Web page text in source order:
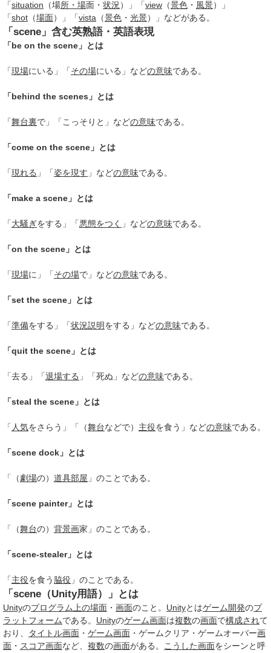
「situation （場所・場面・ 状況 ）」「view （景色 ・ 風景）」
「shot （場面）」「vista （景色 ・ 光景）」などがある。
「scene」含む英熟語・英語表現
「be on the scene」とは
「現場にいる」「その場にいる」などの意味である。
「behind the scenes」とは
「舞台裏で」「こっそりと」などの意味である。
「come on the scene」とは
「現れる 」「姿を現す 」などの意味である。
「make a scene」とは
「大騒ぎをする」「悪態をつく 」などの意味である。
「on the scene」とは
「現場に」「その場で」などの意味である。
「set the scene」とは
「準備をする」「状況説明をする」などの意味である。
「quit the scene」とは
「去る」「退場する 」「死ぬ」などの意味である。
「steal the scene」とは
「 人気をさらう」「（舞台などで） 主役を食う」などの意味である。
「scene dock」とは
「（劇場の） 道具部屋 」のことである。
「scene painter」とは
「（舞台の） 背景画家」のことである。
「scene-stealer」とは
「主役を食う 脇役 」のことである。
「scene（Unity用語）」とは
Unityのプログラム 上の場面 ・ 画面のこと。 Unityとはゲーム開発のプ
ラットフォームである。 Unityのゲーム画面は複数の画面で構成されて
おり、
タイトル画面 ・ ゲーム画面 ・ゲームクリア・ゲームオーバー画
面 ・ スコア画面など、 複数の画面がある。 こうした画面をシーンと呼